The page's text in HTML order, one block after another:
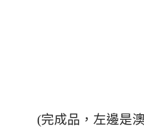
(完成品，左邊是